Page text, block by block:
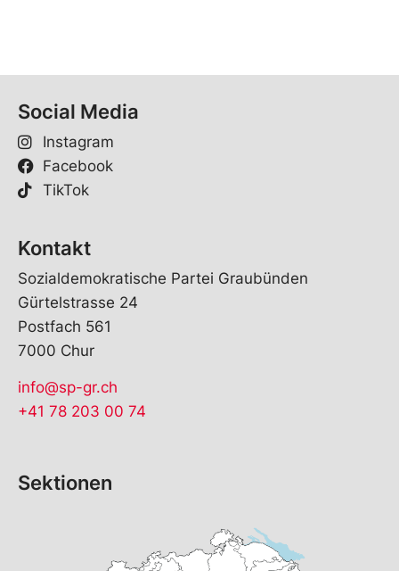
Social Media
Instagram
Facebook
TikTok
Kontakt
Sozialdemokratische Partei Graubünden
Gürtelstrasse 24
Postfach 561
7000 Chur
info@sp-gr.ch
+41 78 203 00 74
Sektionen